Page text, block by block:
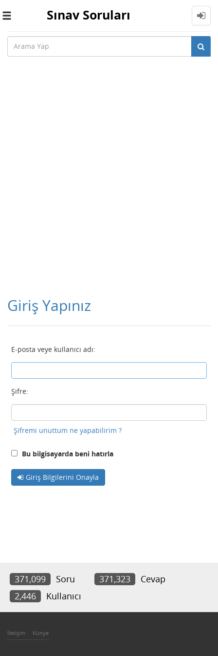
Toggle
Sınav Soruları
Giriş Yapınız
E-posta veye kullanıcı adı:
Şifre:
Şifremi unuttum ne yapabilirim ?
Bu bilgisayarda beni hatırla
Giriş Bilgilerini Onayla
371,099 Soru 371,323
Cevap
2,446
Kullanıcı
İletişim Künye